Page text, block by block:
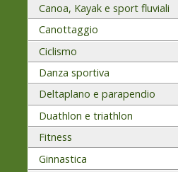
Canoa, Kayak e sport fluviali
Canottaggio
Ciclismo
Danza sportiva
Deltaplano e parapendio
Duathlon e triathlon
Fitness
Ginnastica